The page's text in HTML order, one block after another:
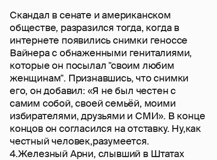
Скандал в сенате и американском
обществе, разразился тогда, когда в
интернете появились снимки геноссе
Вайнера с обнаженными гениталиями,
которые он посылал "своим любим
женщинам". Признавшись, что снимки
его, он добавил: «Я не был честен с
самим собой, своей семьёй, моими
избирателями, друзьями и СМИ». В конце
концов он согласился на отставку. Ну,как
честный человек,разумеется.
4.Железный Арни, слывший в Штатах